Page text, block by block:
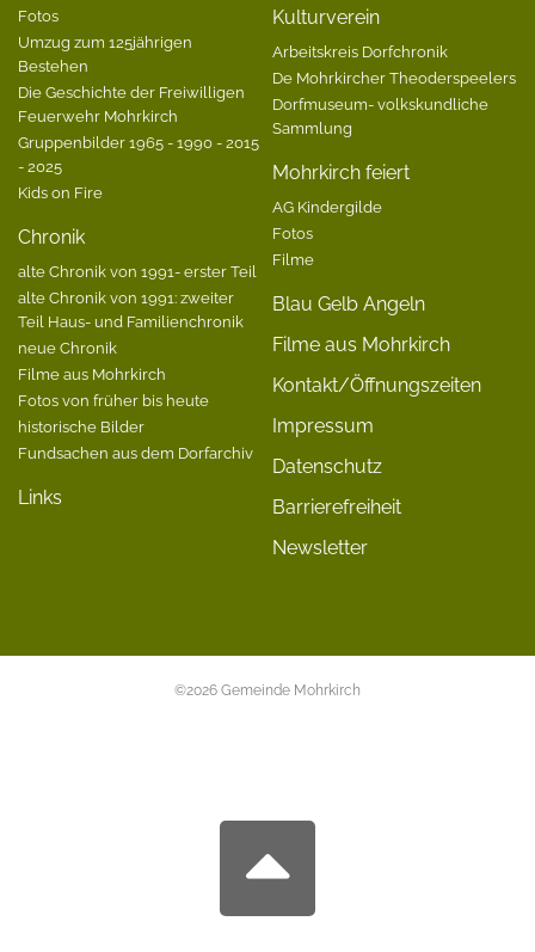
Fotos
Umzug zum 125jährigen
Bestehen
Die Geschichte der Freiwilligen
Feuerwehr Mohrkirch
Gruppenbilder 1965 - 1990 - 2015
- 2025
Kids on Fire
Chronik
alte Chronik von 1991- erster Teil
alte Chronik von 1991: zweiter
Teil Haus- und Familienchronik
neue Chronik
Filme aus Mohrkirch
Fotos von früher bis heute
historische Bilder
Fundsachen aus dem Dorfarchiv
Links
Kulturverein
Arbeitskreis Dorfchronik
De Mohrkircher Theoderspeelers
Dorfmuseum- volkskundliche
Sammlung
Mohrkirch feiert
AG Kindergilde
Fotos
Filme
Blau Gelb Angeln
Filme aus Mohrkirch
Kontakt/Öffnungszeiten
Impressum
Datenschutz
Barrierefreiheit
Newsletter
©2026 Gemeinde Mohrkirch